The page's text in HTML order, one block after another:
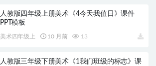
人教版四年级上册美术《4今天我值日》课件
PPT模板
美术四年级上 10 月前 13
人教版三年级下册美术《1我们班级的标志》课